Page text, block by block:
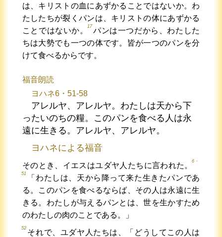
は、キリストの血にあずかることではないか。わ
たしたちが裂くパンは、キリストの体にあずかる
ことではないか。
17
パンは一つだから、わたした
ちは大勢でも一つの体です。皆が一つのパンを分
けて食べるからです。
福音朗読
ヨハネ6・51-58
アレルヤ、アレルヤ。わたしは天から下
ったいのちの糧。このパンを食べる人は永
遠に生きる。アレルヤ、アレルヤ。
ヨハネによる福音
そのとき、イエスはユダヤ人たちに言われた。
6・
51
「わたしは、天から降って来た生きたパンであ
る。このパンを食べるならば、その人は永遠に生
きる。わたしが与えるパンとは、世を生かすため
のわたしの肉のことである。」
52
それで、ユダヤ人たちは、「どうしてこの人は